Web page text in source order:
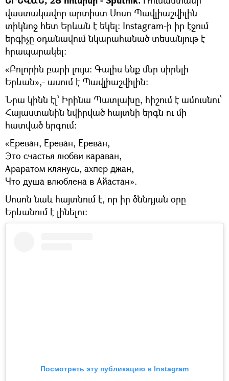
վաստակավոր արտիստ Սոսո Պավլիաշվիլին
տիկնոջ հետ Երևան է եկել։ Instagram-ի իր էջում
երգիչը օդանավում նկարահանած տեսանյութ է
հրապարակել։
«Բոլորին բարի լույս։ Գալիս ենք մեր սիրելի
Երևան»,- ասում է Պավլիաշվիլին։
Նրա կինն էլ՝ Իրինա Պատլախը, հիշում է ամուսնու՝
Հայաստանին նվիրված հայտնի երգն ու մի
հատված երգում։
«Ереван, Ереван, Ереван,
Это счастья любви караван,
Араратом клянусь, ахпер джан,
Что душа влюблена в Айастан».
Սոսոն նաև հայտնում է, որ իր ծննդյան օրը
Երևանում է լինելու։
Посмотреть эту публикацию в Instagram